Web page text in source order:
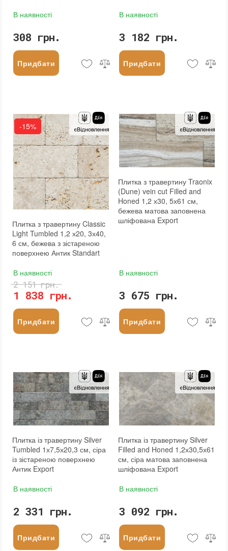
В наявності
308 грн.
Придбати
В наявності
3 182 грн.
Придбати
-15%
Плитка з травертину Classic
Light Tumbled 1,2 х20, 3х40,
6 см, бежева з зістареною
поверхнею Антик Standart
В наявності
1 838 грн.
2 151 грн.
Придбати
Плитка з травертину Traonix
(Dune) vein cut Filled and
Honed 1,2 х30, 5х61 см,
бежева матова заповнена
шліфована Export
В наявності
3 675 грн.
Придбати
Плитка із травертину Silver
Tumbled 1х7,5х20,3 см, сіра
із зістареною поверхнею
Антик Export
В наявності
2 331 грн.
Придбати
Плитка із травертину Silver
Filled and Honed 1,2х30,5х61
см, сіра матова заповнена
шліфована Export
В наявності
3 092 грн.
Придбати